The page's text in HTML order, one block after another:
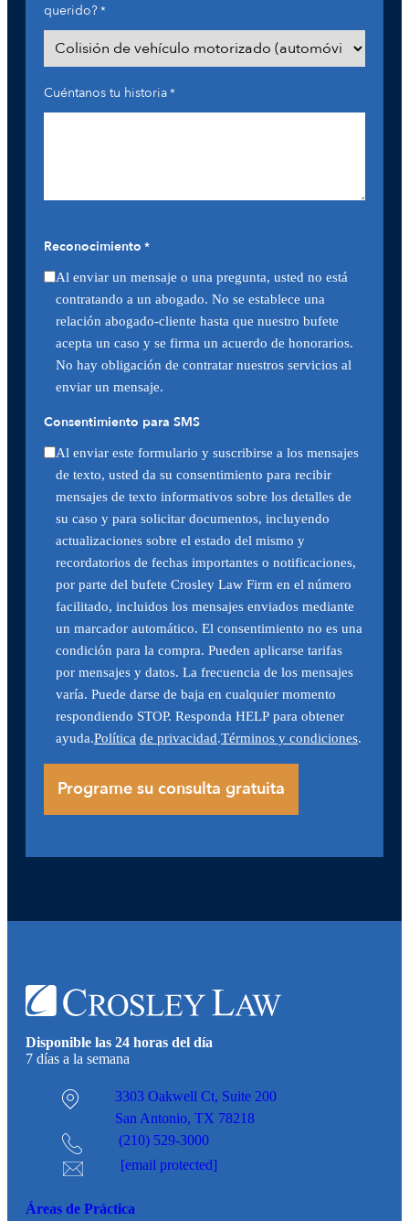
querido?*
Cuéntanos tu historia*
Reconocimiento *
Al enviar un mensaje o una pregunta, usted no está
contratando a un abogado. No se establece una
relación abogado-cliente hasta que nuestro bufete
acepta un caso y se firma un acuerdo de honorarios.
No hay obligación de contratar nuestros servicios al
enviar un mensaje.
Consentimiento para SMS
Al enviar este formulario y suscribirse a los mensajes
de texto, usted da su consentimiento para recibir
mensajes de texto informativos sobre los detalles de
su caso y para solicitar documentos, incluyendo
actualizaciones sobre el estado del mismo y
recordatorios de fechas importantes o notificaciones,
por parte del bufete Crosley Law Firm en el número
facilitado, incluidos los mensajes enviados mediante
un marcador automático. El consentimiento no es una
condición para la compra. Pueden aplicarse tarifas
por mensajes y datos. La frecuencia de los mensajes
varía. Puede darse de baja en cualquier momento
respondiendo STOP. Responda HELP para obtener
ayuda.Política de privacidad.Términos y condiciones.
Disponible las 24 horas del día
7 días a la semana
3303 Oakwell Ct, Suite 200
San Antonio, TX 78218
(210) 529-3000
[email protected]
Áreas de Práctica